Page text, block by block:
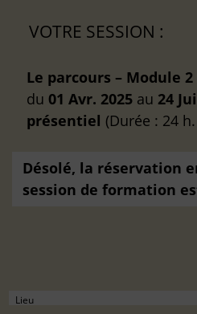
VOTRE SESSION :
Le parcours – Module
du 01 Avr. 2025 au 24
présentiel (Durée : 24
Désolé, la réservation
session de formation